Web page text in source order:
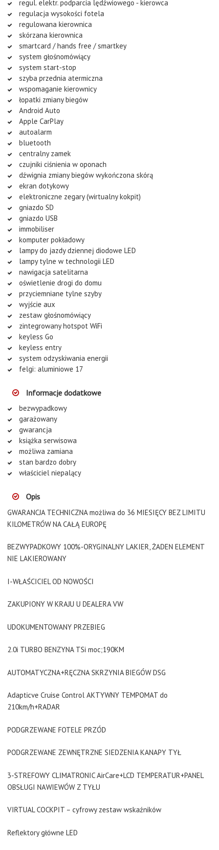
regul. elektr. podparcia lędźwiowego - kierowca
regulacja wysokości fotela
regulowana kierownica
skórzana kierownica
smartcard / hands free / smartkey
system głośnomówiący
system start-stop
szyba przednia atermiczna
wspomaganie kierownicy
łopatki zmiany biegów
Android Auto
Apple CarPlay
autoalarm
bluetooth
centralny zamek
czujniki ciśnienia w oponach
dźwignia zmiany biegów wykończona skórą
ekran dotykowy
elektroniczne zegary (wirtualny kokpit)
gniazdo SD
gniazdo USB
immobiliser
komputer pokładowy
lampy do jazdy dziennej diodowe LED
lampy tylne w technologii LED
nawigacja satelitarna
oświetlenie drogi do domu
przyciemniane tylne szyby
wyjście aux
zestaw głośnomówiący
zintegrowany hotspot WiFi
keyless Go
keyless entry
system odzyskiwania energii
felgi: aluminiowe 17
Informacje dodatkowe
bezwypadkowy
garażowany
gwarancja
książka serwisowa
możliwa zamiana
stan bardzo dobry
właściciel niepalący
Opis
GWARANCJA TECHNICZNA możliwa do 36 MIESIĘCY BEZ LIMITU
KILOMETRÓW NA CAŁĄ EUROPĘ
BEZWYPADKOWY 100%-ORYGINALNY LAKIER, ŻADEN ELEMENT
NIE LAKIEROWANY
I-WŁAŚCICIEL OD NOWOŚCI
ZAKUPIONY W KRAJU U DEALERA VW
UDOKUMENTOWANY PRZEBIEG
2.0i TURBO BENZYNA TSi moc;190KM
AUTOMATYCZNA+RĘCZNA SKRZYNIA BIEGÓW DSG
Adapticve Cruise Control AKTYWNY TEMPOMAT do
210km/h+RADAR
PODGRZEWANE FOTELE PRZÓD
PODGRZEWANE ZEWNĘTRZNE SIEDZENIA KANAPY TYŁ
3-STREFOWY CLIMATRONIC AirCare+LCD TEMPERATUR+PANEL
OBSŁUGI NAWIEWÓW Z TYŁU
VIRTUAL COCKPIT – cyfrowy zestaw wskaźników
Reflektory główne LED